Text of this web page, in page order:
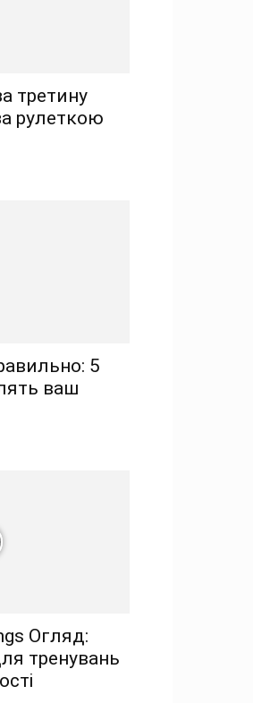
третину
рулеткою
5
ваш
Огляд:
тренувань